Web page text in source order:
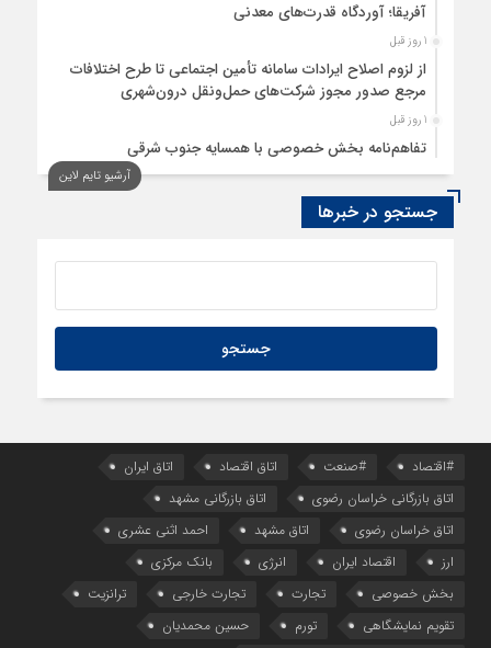
آفریقا؛ آوردگاه قدرت‌های معدنی
1 روز قبل
از لزوم اصلاح ایرادات سامانه تأمین اجتماعی تا طرح اختلافات
مرجع صدور مجوز شرکت‌های حمل‌ونقل درون‌شهری
1 روز قبل
تفاهم‌نامه بخش خصوصی با همسایه جنوب شرقی
1 روز قبل
سود اقتصاد‌ها از هوش مصنوعی
آرشیو تایم لاین
جستجو در خبرها
#اقتصاد #صنعت اتاق اقتصاد
اتاق ایران
اتاق بازرگانی خراسان رضوی
اتاق بازرگانی مشهد
اتاق خراسان رضوی
اتاق مشهد
احمد اثنی عشری
ارز
اقتصاد ایران انرژی
بانک مرکزی
بخش خصوصی
تجارت تجارت خارجی
ترانزیت
تقویم نمایشگاهی
تورم
حسین محمدیان